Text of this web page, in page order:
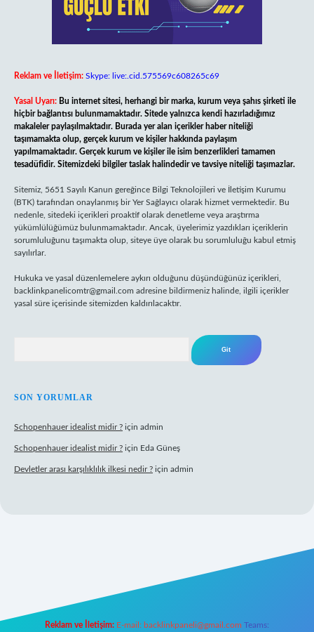
Reklam ve İletişim: Skype: live:.cid.575569c608265c69
Yasal Uyarı: Bu internet sitesi, herhangi bir marka, kurum veya şahıs şirketi ile
hiçbir bağlantısı bulunmamaktadır. Sitede yalnızca kendi hazırladığımız
makaleler paylaşılmaktadır. Burada yer alan içerikler haber niteliği
taşımamakta olup, gerçek kurum ve kişiler hakkında paylaşım
yapılmamaktadır. Gerçek kurum ve kişiler ile isim benzerlikleri tamamen
tesadüfidir. Sitemizdeki bilgiler taslak halindedir ve tavsiye niteliği taşımazlar.
Sitemiz, 5651 Sayılı Kanun gereğince Bilgi Teknolojileri ve İletişim Kurumu
(BTK) tarafından onaylanmış bir Yer Sağlayıcı olarak hizmet vermektedir. Bu
nedenle, sitedeki içerikleri proaktif olarak denetleme veya araştırma
yükümlülüğümüz bulunmamaktadır. Ancak, üyelerimiz yazdıkları içeriklerin
sorumluluğunu taşımakta olup, siteye üye olarak bu sorumluluğu kabul etmiş
sayılırlar.
Hukuka ve yasal düzenlemelere aykırı olduğunu düşündüğünüz içerikleri,
backlinkpanelicomtr@gmail.com adresine bildirmeniz halinde, ilgili içerikler
yasal süre içerisinde sitemizden kaldırılacaktır.
SON YORUMLAR
Schopenhauer idealist midir ? için admin
Schopenhauer idealist midir ? için Eda Güneş
Devletler arası karşılıklılık ilkesi nedir ? için admin
Reklam ve İletişim: E-mail: backlinkpaneli@gmail.com Teams: